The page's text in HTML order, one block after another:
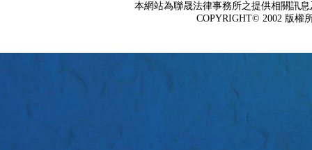
本網站為聯晟法律事務所之提供相關訊
COPYRIGHT© 2002 版權